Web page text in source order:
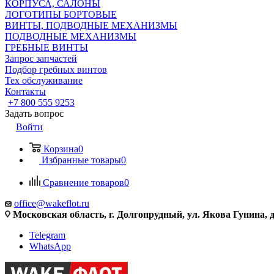
КОРПУСА, САЛОНЫ
ЛОГОТИПЫ БОРТОВЫЕ
ВИНТЫ, ПОДВОДНЫЕ МЕХАНИЗМЫ
ПОДВОДНЫЕ МЕХАНИЗМЫ
ГРЕБНЫЕ ВИНТЫ
Запрос запчастей
Подбор гребных винтов
Тех обслуживание
Контакты
+7 800 555 9253
Задать вопрос
Войти
Корзина0
Избранные товары0
Сравнение товаров0
office@wakeflot.ru
Московская область, г. Долгопрудный, ул. Якова Гунина,
Telegram
WhatsApp